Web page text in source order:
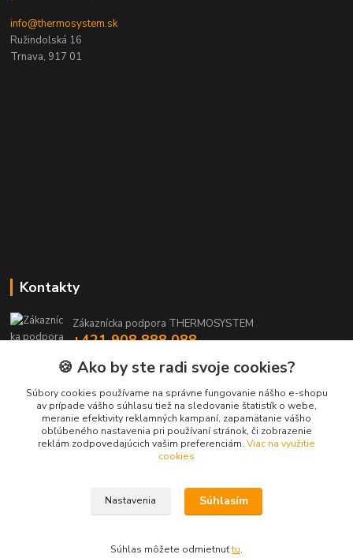
info@thermosystem.sk
Ružindolská 16
Trnava, 917 01
Kontakty
Zákaznícka podpora THERMOSYSTEM
+421 908 888 088
maros.stetina@geotherm.sk
Upravit sběr cookies.
Vytvorené na Eshop-rychlo.sk
🍪 Ako by ste radi svoje cookies?
Súbory cookies používame na správne fungovanie nášho e-shopu
av prípade vášho súhlasu tiež na sledovanie štatistík o webe,
meranie efektivity reklamných kampaní, zapamätanie vášho
obľúbeného nastavenia pri používaní stránok, či zobrazenie
reklám zodpovedajúcich vašim preferenciám. Viac na využitie
cookies
Nastavenia Súhlasím
Súhlas môžete odmietnuťtu.